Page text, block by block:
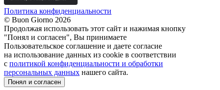
Политика конфиденциальности
© Buon Giorno 2026
Продолжая использовать этот сайт и нажимая кнопку
"Понял и согласен", Вы принимаете
Пользовательское соглашение и даете согласие
на использование данных из cookie в соответствии
с политикой конфиденциальности и обработки
персональных данных нашего сайта.
Понял и согласен